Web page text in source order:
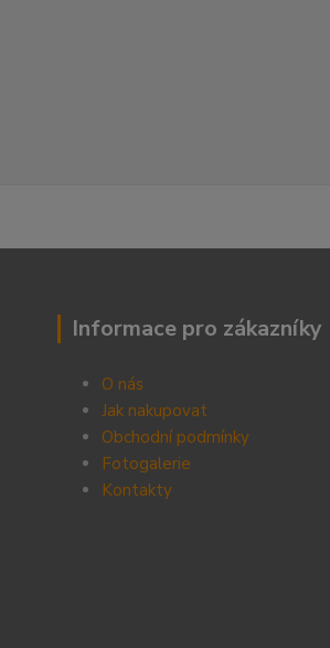
Informace pro zákazníky
O nás
Jak nakupovat
Obchodní podmínky
Fotogalerie
Kontakty